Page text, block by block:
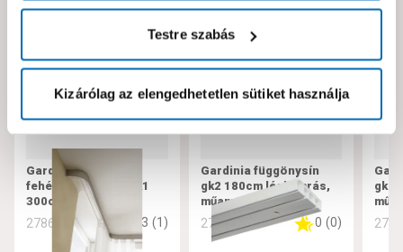
Testre szabás
Kizárólag az elengedhetetlen sütiket használja
Gardinia műanyag,
fehér függönysín gk1
300cm
278616 3 (1 )
Gardinia függönysín
gk2 180cm légkamrás,
műanyag, fehér
278619 0 (0)
gk2